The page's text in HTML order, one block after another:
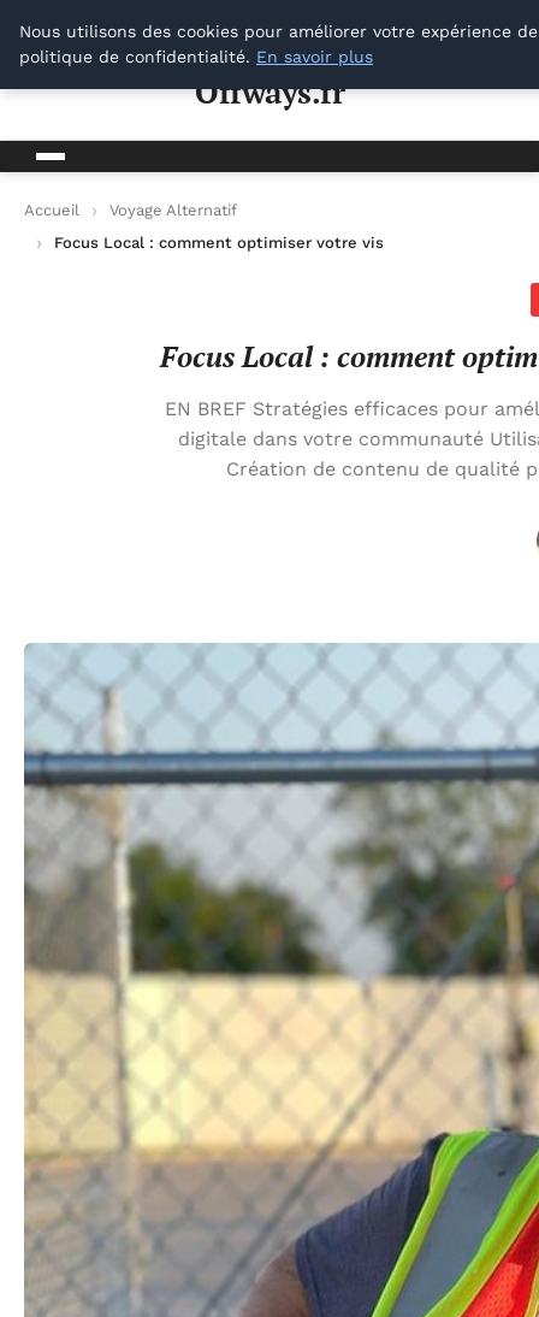
Offways.fr
Offways.fr
Accueil
Voyage Alternatif
Focus Local : comment optimiser votre visibilité dans votre
Focus Local : comment
EN BREF Stratégies efficaces pour
digitale dans votre communauté
Création de contenu de qualité
Nous utilisons des cookies pour améliorer votre expérience
politique de confidentialité. En savoir plus